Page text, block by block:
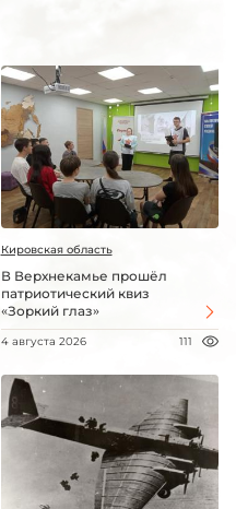
Кировская область
В Верхнекамье прошёл
патриотический квиз
«Зоркий глаз»
4 августа 2026 111